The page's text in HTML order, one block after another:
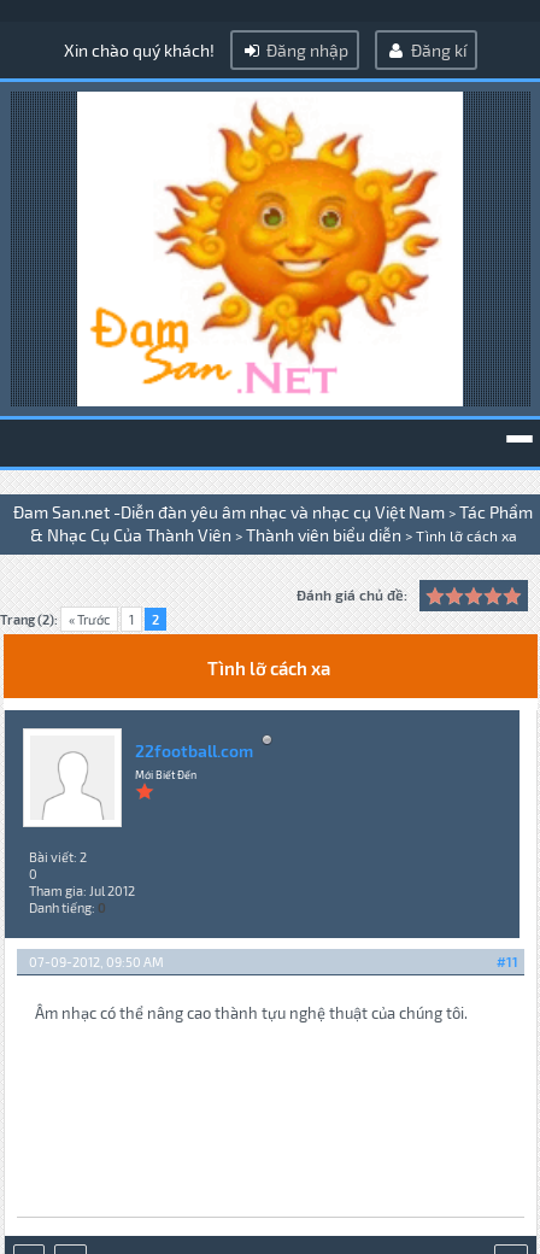
Xin chào quý khách! Đăng nhập Đăng kí
Đam San.net -Diễn đàn yêu âm nhạc và nhạc cụ Việt Nam > Tác Phẩm
& Nhạc Cụ Của Thành Viên > Thành viên biểu diễn > Tình lỡ cách xa
Trang (2): « Trước 1 2
Đánh giá chủ đề:
Tình lỡ cách xa
22football.com
Mới Biết Đến
Bài viết: 2
0
Tham gia: Jul 2012
Danh tiếng: 0
#11
07-09-2012, 09:50 AM
Âm nhạc có thể nâng cao thành tựu nghệ thuật của chúng tôi.